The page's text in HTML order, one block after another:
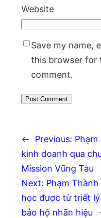
Website
Save my name,
this browser for
comment.
← Previous:
kinh doanh qua
Mission Vũng Tàu
Next: Phạm
học được từ triết
bảo hộ nhãn hiệu